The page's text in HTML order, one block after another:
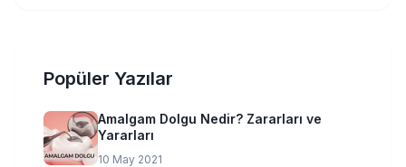
Popüler Yazılar
Amalgam Dolgu Nedir? Zararları ve
Yararları
10 May 2021